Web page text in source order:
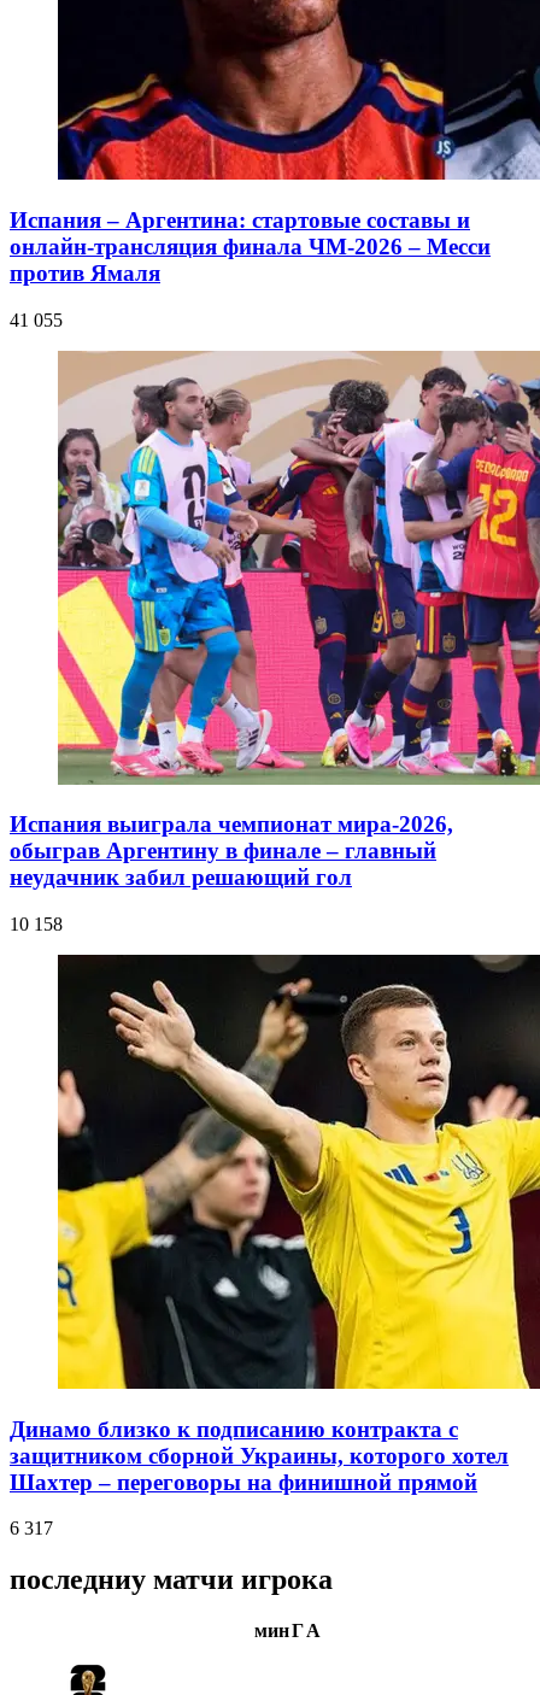
Испания – Аргентина: стартовые составы и
онлайн-трансляция финала ЧМ-2026 – Месси
против Ямаля
41 055
Испания выиграла чемпионат мира-2026,
обыграв Аргентину в финале – главный
неудачник забил решающий гол
10 158
Динамо близко к подписанию контракта с
защитником сборной Украины, которого хотел
Шахтер – переговоры на финишной прямой
6 317
последниу матчи игрока
минГА